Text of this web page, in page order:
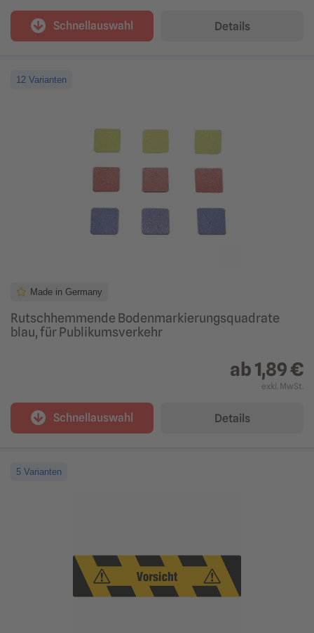
Schnellauswahl Details
12 Varianten
Made in Germany
Rutschhemmende Bodenmarkierungsquadrate
blau, für Publikumsverkehr
ab1,89 €
exkl. MwSt.
Schnellauswahl Details
5 Varianten